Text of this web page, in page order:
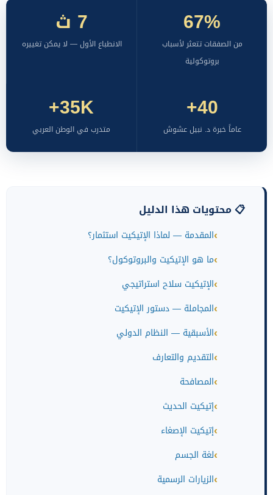
67%
من الصفقات تتعثر لأسباب
بروتوكولية
7 ث
الانطباع الأول — لا يمكن تغييره
40+
عاماً خبرة د. نبيل عشوش
35K+
متدرب في الوطن العربي
📋 محتويات هذا الدليل
المقدمة — لماذا الإتيكيت استثمار؟
ما هو الإتيكيت والبروتوكول؟
الإتيكيت سلاح استراتيجي
المجاملة — دستور الإتيكيت
الأسبقية — النظام الدولي
التقديم والتعارف
المصافحة
إتيكيت الحديث
إتيكيت الإصغاء
لغة الجسم
الزيارات الرسمية